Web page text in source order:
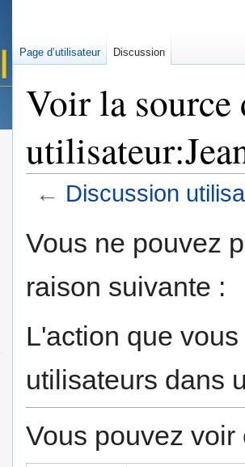
Voir la source
← Discussion
Vous ne pouvez
raison suivante :
L'action que
utilisateurs dans
Vous pouvez
Page d’utilisateur Discussion